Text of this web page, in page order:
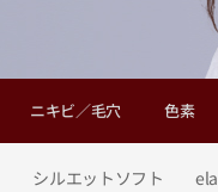
シルエットソフト
ニキビ／毛穴 色素